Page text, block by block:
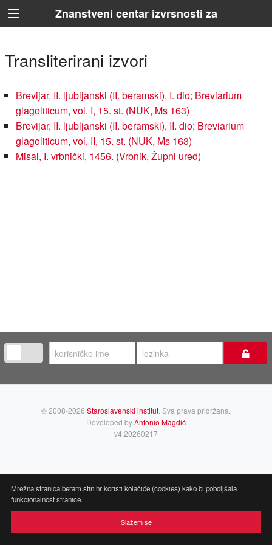
Znanstveni centar izvrsnosti za
Transliterirani izvori
Brevijar, II. ljubljanski (II. beramski), I. dio; Breviarium
glagoliticum, vol. I, 15. st. (NUK, Ms 163)
Brevijar, II. ljubljanski (II. beramski), II. dio; Breviarium
glagoliticum, vol. II, 15. st. (NUK, Ms 163)
Misal, I. vrbnički, 1456. (Vrbnik, Župni ured)
zapamti
me
© 2008-2026 Staroslavenski institut . Sva prava pridržana.
Developed byAntonio Magdić
v4.20260217
Mrežna stranica beram.stin.hr koristi kolačiće (cookies) kako bi poboljšala
funkcionalnost stranice.
Slažem se